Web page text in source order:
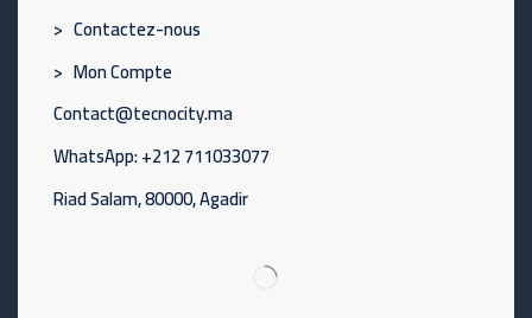
> Contactez-nous
> Mon Compte
Contact@tecnocity.ma
WhatsApp: +212 711033077
Riad Salam, 80000, Agadir